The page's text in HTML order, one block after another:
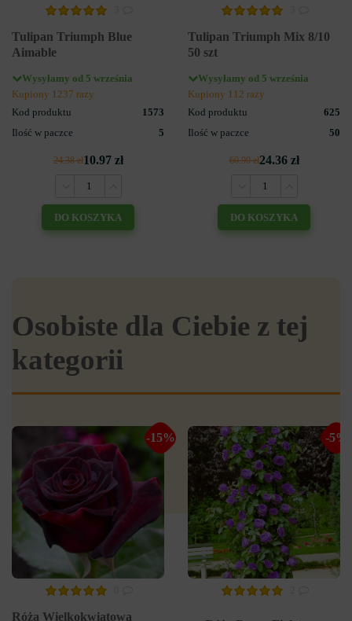
Tulipan Triumph Blue
Aimable
Wysyłamy od 5 września
Kupiony 1237 razy
Kod produktu
1573
Ilość w paczce
5
24.38 zł10.97 zł
DO KOSZYKA
Tulipan Triumph Mix 8/10
50 szt
Wysyłamy od 5 września
Kupiony 112 razy
Kod produktu
625
Ilość w paczce
50
60.90 zł24.36 zł
DO KOSZYKA
Osobiste dla Ciebie z tej
kategorii
-15%
Róża Wielkokwiatowa
-5%